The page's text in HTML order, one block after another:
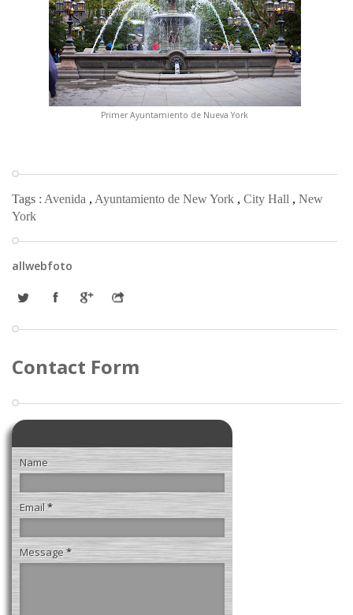
Primer Ayuntamiento de Nueva York
Tags : Avenida , Ayuntamiento de New York , City Hall , New
York
allwebfoto
Contact Form
Name
Email*
Message*